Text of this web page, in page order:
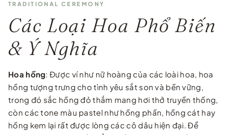
TRADITIONAL CEREMONY
Các Loại Hoa Phổ Biến
& Ý Nghĩa
Hoa hồng: Được ví như nữ hoàng của các loài hoa, hoa
hồng tượng trưng cho tình yêu sắt son và bền vững,
trong đó sắc hồng đỏ thắm mang hơi thở truyền thống,
còn các tone màu pastel như hồng phấn, hồng cát hay
hồng kem lại rất được lòng các cô dâu hiện đại. Để